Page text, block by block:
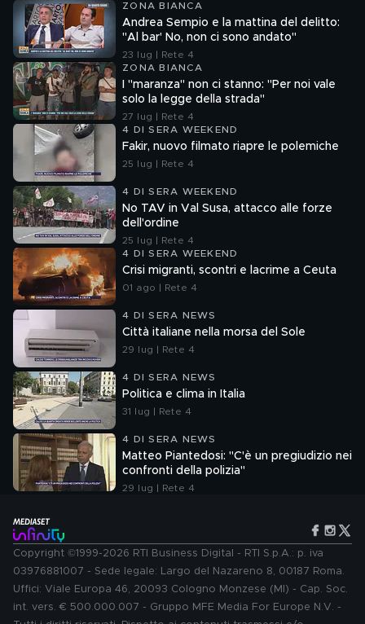
ZONA BIANCA
Andrea Sempio e la mattina del delitto:
"Al bar' No, non ci sono andato"
23 lug | Rete 4
ZONA BIANCA
I "maranza" non ci stanno: "Per noi vale
solo la legge della strada"
27 lug | Rete 4
4 DI SERA WEEKEND
Fakir, nuovo filmato riapre le polemiche
25 lug | Rete 4
4 DI SERA WEEKEND
No TAV in Val Susa, attacco alle forze
dell'ordine
25 lug | Rete 4
4 DI SERA WEEKEND
Crisi migranti, scontri e lacrime a Ceuta
01 ago | Rete 4
4 DI SERA NEWS
Città italiane nella morsa del Sole
29 lug | Rete 4
4 DI SERA NEWS
Politica e clima in Italia
31 lug | Rete 4
4 DI SERA NEWS
Matteo Piantedosi: "C'è un pregiudizio nei
confronti della polizia"
29 lug | Rete 4
Copyright ©1999-2026 RTI Business Digital - RTI S.p.A.: p. iva
03976881007 - Sede legale: Largo del Nazareno 8, 00187 Roma.
Uffici: Viale Europa 46, 20093 Cologno Monzese (MI) - Cap. Soc.
int. vers. € 500.000.007 - Gruppo MFE Media For Europe N.V. -